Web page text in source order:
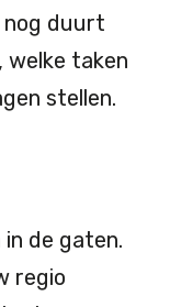
nog duurt
welke taken
stellen.
in de gaten.
regio